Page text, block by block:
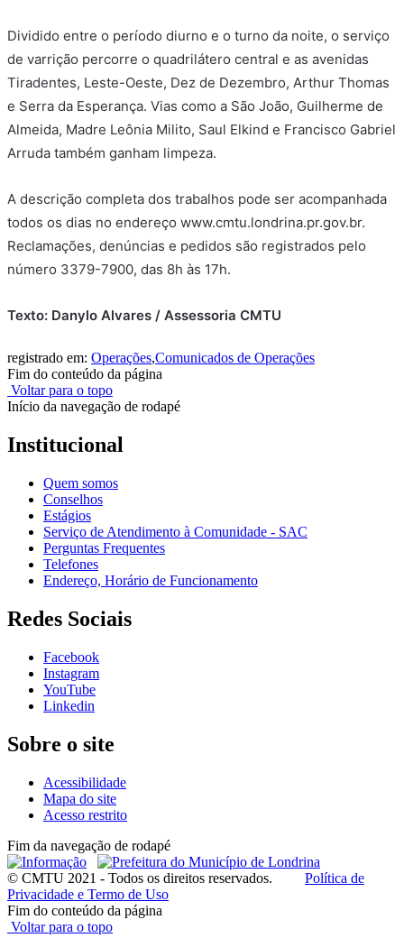
Dividido entre o período diurno e o turno da noite, o serviço
de varrição percorre o quadrilátero central e as avenidas
Tiradentes, Leste-Oeste, Dez de Dezembro, Arthur Thomas
e Serra da Esperança. Vias como a São João, Guilherme de
Almeida, Madre Leônia Milito, Saul Elkind e Francisco Gabriel
Arruda também ganham limpeza.
A descrição completa dos trabalhos pode ser acompanhada
todos os dias no endereço www.cmtu.londrina.pr.gov.br.
Reclamações, denúncias e pedidos são registrados pelo
número 3379-7900, das 8h às 17h.
Texto: Danylo Alvares / Assessoria CMTU
registrado em: Operações,Comunicados de Operações
Fim do conteúdo da página
Voltar para o topo
Início da navegação de rodapé
Institucional
Quem somos
Conselhos
Estágios
Serviço de Atendimento à Comunidade - SAC
Perguntas Frequentes
Telefones
Endereço, Horário de Funcionamento
Redes Sociais
Facebook
Instagram
YouTube
Linkedin
Sobre o site
Acessibilidade
Mapa do site
Acesso restrito
Fim da navegação de rodapé
© CMTU 2021 - Todos os direitos reservados. Política de
Privacidade e Termo de Uso
Fim do conteúdo da página
Voltar para o topo